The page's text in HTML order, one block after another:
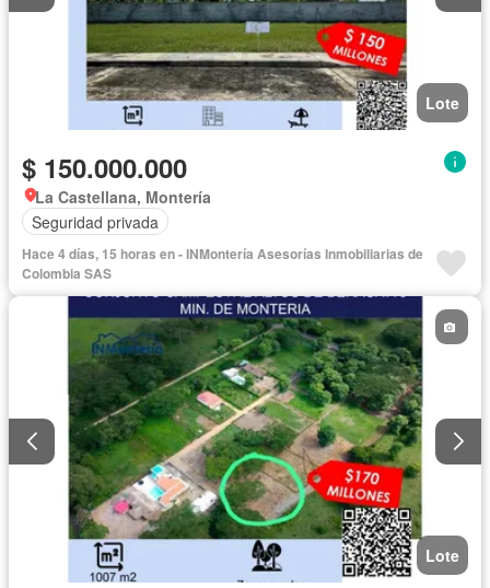
Lote
$ 150.000.000
La Castellana, Montería
Seguridad privada
Hace 4 días, 15 horas en - INMontería Asesorías Inmobiliarias de
Colombia SAS
Lote